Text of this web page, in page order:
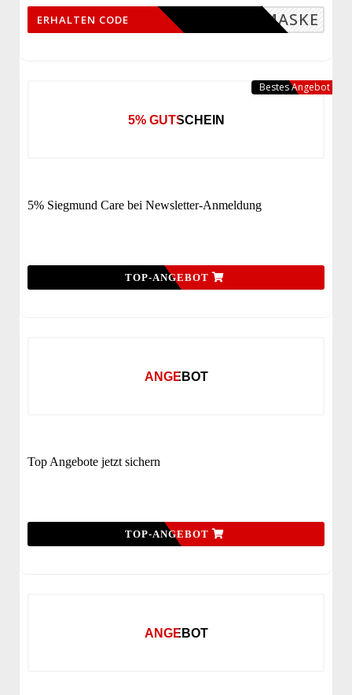
RE5MASKE
ERHALTEN CODE
5% GUTSCHEIN
5% Siegmund Care bei Newsletter-Anmeldung
TOP-ANGEBOT
Bestes Angebot
ANGEBOT
Top Angebote jetzt sichern
TOP-ANGEBOT
ANGEBOT